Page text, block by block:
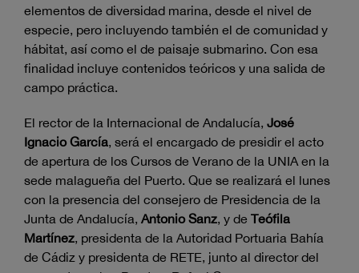
elementos de diversidad marina, desde el nivel de
especie, pero incluyendo también el de comunidad y
hábitat, así como el de paisaje submarino. Con esa
finalidad incluye contenidos teóricos y una salida de
campo práctica.
El rector de la Internacional de Andalucía, José
Ignacio García, será el encargado de presidir el acto
de apertura de los Cursos de Verano de la UNIA en la
sede malagueña del Puerto. Que se realizará el lunes
con la presencia del consejero de Presidencia de la
Junta de Andalucía, Antonio Sanz, y de Teófila
Martínez, presidenta de la Autoridad Portuaria Bahía
de Cádiz y presidenta de RETE, junto al director del